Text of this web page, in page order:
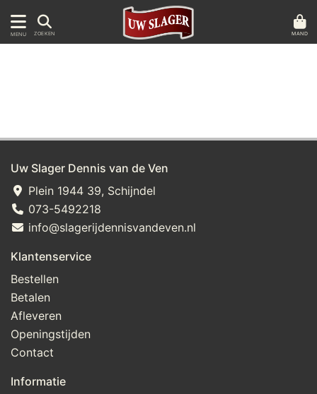
MENU ZOEKEN MAND
Uw Slager Dennis van de Ven
Plein 1944 39, Schijndel
073-5492218
info@slagerijdennisvandeven.nl
Klantenservice
Bestellen
Betalen
Afleveren
Openingstijden
Contact
Informatie